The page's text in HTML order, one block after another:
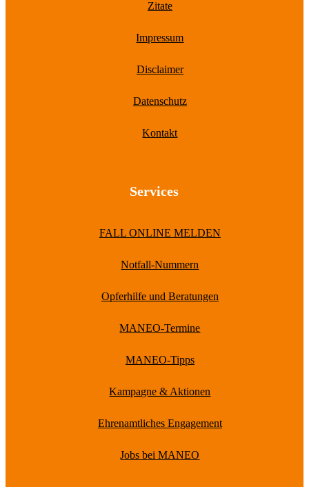
Zitate
Impressum
Disclaimer
Datenschutz
Kontakt
Services
FALL ONLINE MELDEN
Notfall-Nummern
Opferhilfe und Beratungen
MANEO-Termine
MANEO-Tipps
Kampagne & Aktionen
Ehrenamtliches Engagement
Jobs bei MANEO